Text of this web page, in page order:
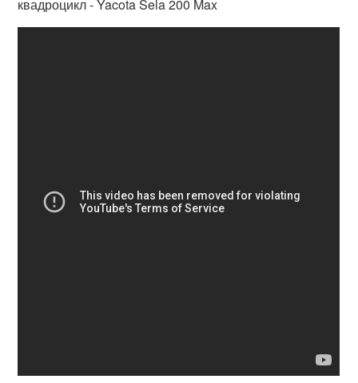
квадроцикл - Yacota Sela 200 Max